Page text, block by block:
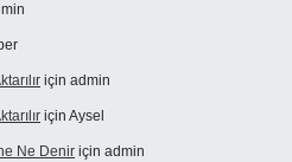
için admin
için Aysel
Ne Denir için admin